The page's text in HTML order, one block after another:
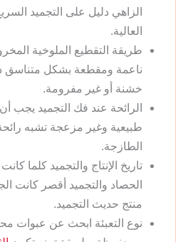
الزاهي دليل على التجميد
العالية.
طريقة التقطيع الملوخية
ناعمة ومقطعة بشكل متناسق
خشنة أو غير مفرومة.
الرائحة عند فك التجميد يجب
طبيعية وغير مزعجة تشبه
الطازجة.
تاريخ الإنتاج والتجميد كلما
الحصاد والتجميد أقصر كانت
منتج حديث التجميد.
نوع التعبئة ابحث عن عبوات